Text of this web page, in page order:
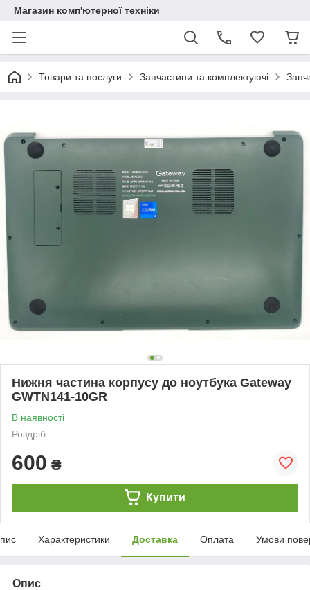
Магазин комп'ютерної техніки
Товари та послуги Запчастини та комплектуючі
Нижня частина корпусу до ноутбука Gateway
GWTN141-10GR
В наявності
Роздріб
600 ₴
Купити
Характеристики Доставка Оплата Умови
Опис